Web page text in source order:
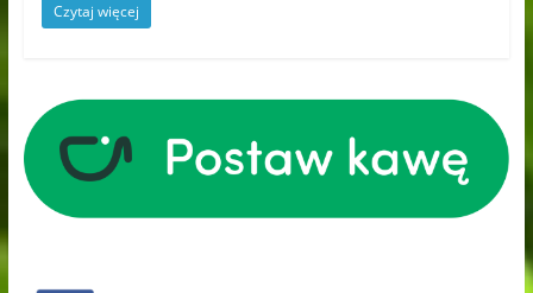
Czytaj więcej